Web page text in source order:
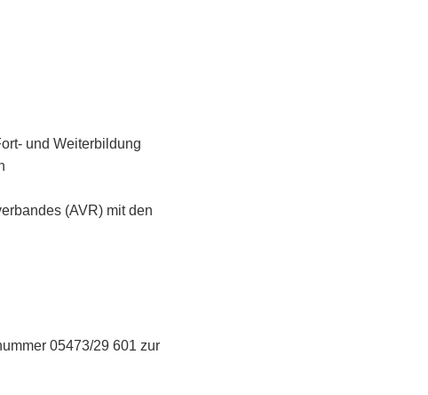
und Weiterbildung
(AVR) mit den
05473/29 601 zur